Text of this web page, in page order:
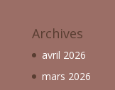
Archives
avril 2026
mars 2026